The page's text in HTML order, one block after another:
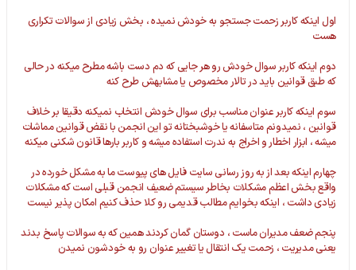
اول اینکه کاربر زحمت جستجو به خودش نمیده ، بخش زیادی از سوالات تکراری
هست
دوم اینکه کاربر سوال خودش رو هر جایی که دم دست باشه مطرح میکنه در حالی
که طبق قوانین باید در تالار مخصوص یا مشابهش طرح کنه
سوم اینکه کاربر عنوان مناسب برای سوال خودش انتخاب نمیکنه دقیقا بر خلاف
قوانین ، نمیدونم متاسفانه یا خوشبختانه تو این انجمن با نقض قوانین مماشات
میشه ، ابزار اخطار و اخراج به ندرت استفاده میشه و کاربر بارها قانون شکنی میکنه
چهارم اینکه بعد از به روز رسانی سایت فایل های پیوست ما به مشکل خورده در
واقع بخش اعظم مشکلات بخاطر سیستم ضعیف انجمن قبلی است که مشکلات
زیادی داشت ، اینکه بخوایم مطالب قدیمی رو کلا حذف کنیم امکان پذیر نیست
پنجم ضعف مدیران ماست ، دوستان گمان کردند همین که به سوالات پاسخ بدند
یعنی مدیریت ، زحمت یک انتقال یا تغییر عنوان رو به خودشون نمیدن